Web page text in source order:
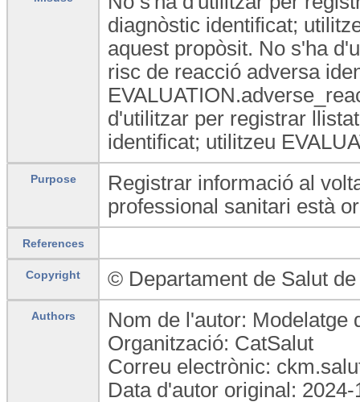
diagnòstic identificat;
aquest propòsit. No s'ha
risc de reacció adversa
d'utilitzar per registrar
identificat; utilitzeu
Purpose
Registrar informació al
professional sanitari està
References
Copyright © Departament de Salut
Authors
Nom de l'autor: Modelatge
Organització: CatSalut
Correu electrònic:
Data d'autor original: 2024-